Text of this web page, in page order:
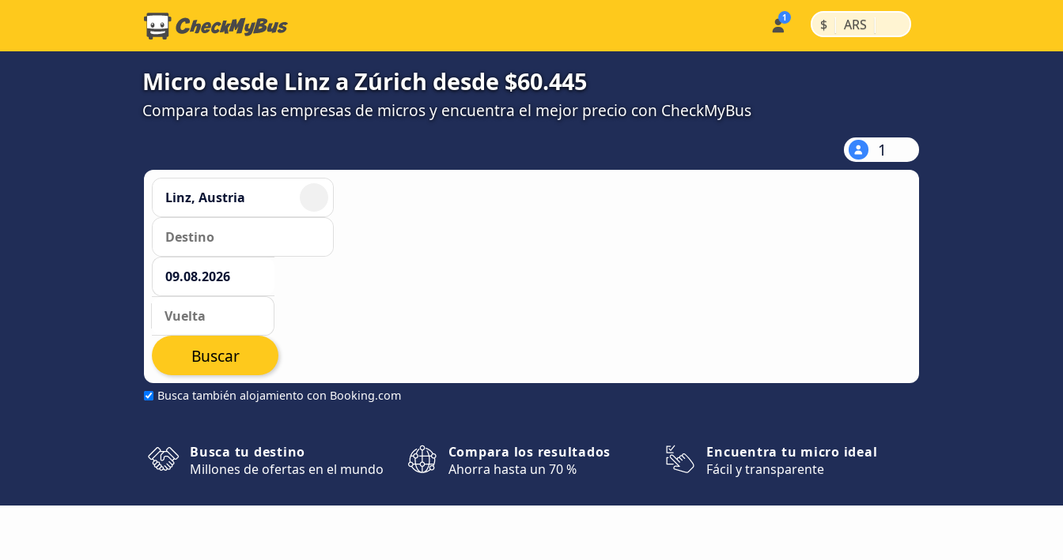
$ | ARS |
Micro desde Linz a Zúrich desde $60.445
Compara todas las empresas de micros y encuentra el mejor precio con CheckMyBus
1
Busca también alojamiento con Booking.com
Buscar
Busca tu destino
Millones de ofertas en el mundo
Compara los resultados
Ahorra hasta un 70 %
Encuentra tu micro ideal
Fácil y transparente